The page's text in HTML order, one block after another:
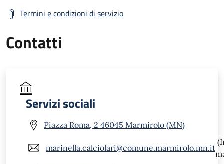
Termini e condizioni di servizio
Contatti
Servizi sociali
Piazza Roma, 2 46045 Marmirolo (MN)
marinella.calciolari@comune.marmirolo.mn.it